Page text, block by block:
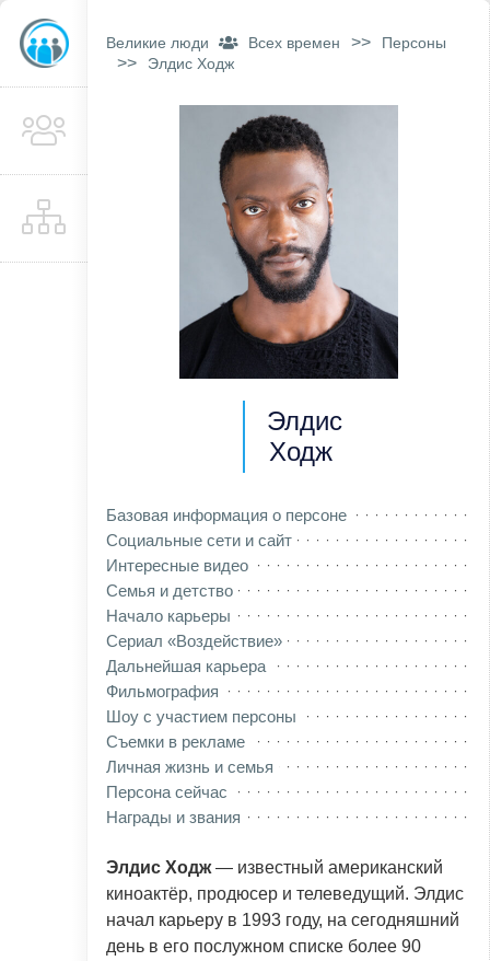
Великие люди Всех времен >> Персоны
>> Элдис Ходж
Элдис
Ходж
Базовая информация о персоне
Социальные сети и сайт
Интересные видео
Семья и детство
Начало карьеры
Сериал «Воздействие»
Дальнейшая карьера
Фильмография
Шоу с участием персоны
Съемки в рекламе
Личная жизнь и семья
Персона сейчас
Награды и звания
Элдис Ходж— известный американский
киноактёр, продюсер и телеведущий. Элдис
начал карьеру в 1993 году, на сегодняшний
день в его послужном списке более 90